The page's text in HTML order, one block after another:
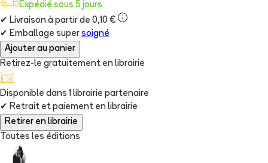
Expédié sous 5 jours
✔ Livraison à partir de 0,10 €
✔ Emballage super soigné
Ajouter au panier
Retirez-le gratuitement en librairie
Disponible dans 1 librairie partenaire
✔ Retrait et paiement en librairie
Retirer en librairie
Toutes les éditions